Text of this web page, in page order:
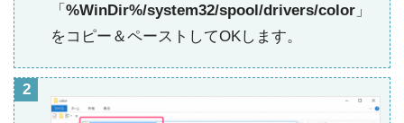
「 %WinDir%/system32/spool/drivers/color 」
をコピー＆ペーストしてOKします。